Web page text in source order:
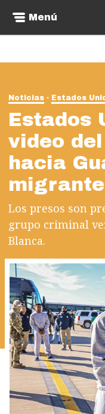
Menú
Noticias Estados
Estados
video
hacia
Los presos son
grupo criminal
Blanca.